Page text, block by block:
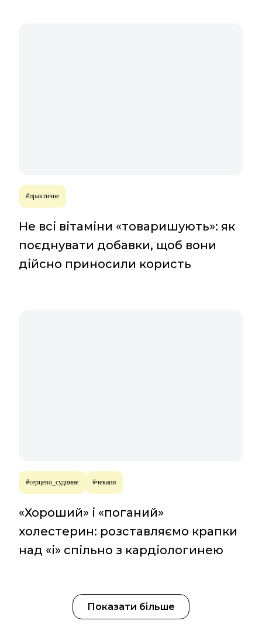
#практичне
Не всі вітаміни «товаришують»: як
поєднувати добавки, щоб вони
дійсно приносили користь
#серцево_судинне #чекапи
«Хороший» і «поганий»
холестерин: розставляємо крапки
над «і» спільно з кардіологинею
Показати більше